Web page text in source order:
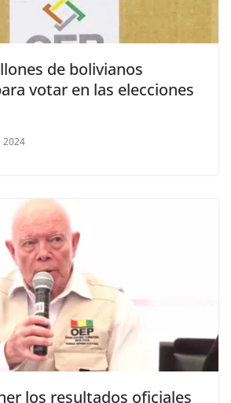
de bolivianos
votar en las elecciones
2024
los resultados oficiales